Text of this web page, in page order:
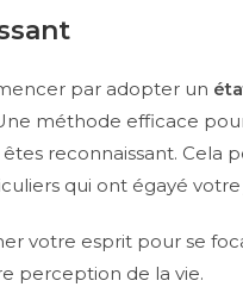
par adopter un
méthode efficace
reconnaissant.
qui ont égayé
votre esprit pour se
perception de la vie.